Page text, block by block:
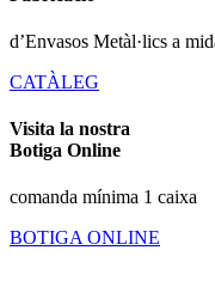
d’Envasos Metàl·lics a
CATÀLEG
Visita la nostra
Botiga Online
comanda mínima 1 caixa
BOTIGA ONLINE